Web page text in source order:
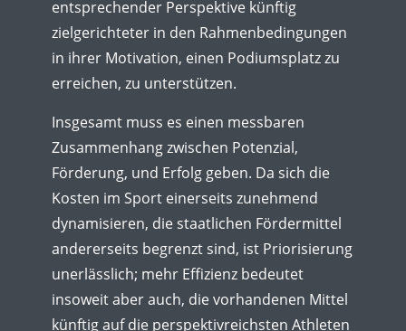
entsprechender Perspektive künftig
zielgerichteter in den Rahmenbedingungen
in ihrer Motivation, einen Podiumsplatz zu
erreichen, zu unterstützen.
Insgesamt muss es einen messbaren
Zusammenhang zwischen Potenzial,
Förderung, und Erfolg geben. Da sich die
Kosten im Sport einerseits zunehmend
dynamisieren, die staatlichen Fördermittel
andererseits begrenzt sind, ist Priorisierung
unerlässlich; mehr Effizienz bedeutet
insoweit aber auch, die vorhandenen Mittel
künftig auf die perspektivreichsten Athleten